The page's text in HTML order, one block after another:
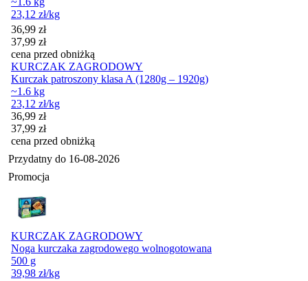
23,12 zł/kg
Cena promocyjna
36,99 zł
37,99 zł
cena przed obniżką
KURCZAK ZAGRODOWY
Kurczak patroszony klasa A (1280g – 1920g)
~1.6 kg
23,12 zł/kg
Cena promocyjna
36,99 zł
37,99 zł
cena przed obniżką
Przydatny do 16-08-2026
Promocja
KURCZAK ZAGRODOWY
Noga kurczaka zagrodowego wolnogotowana
500 g
39,98 zł/kg